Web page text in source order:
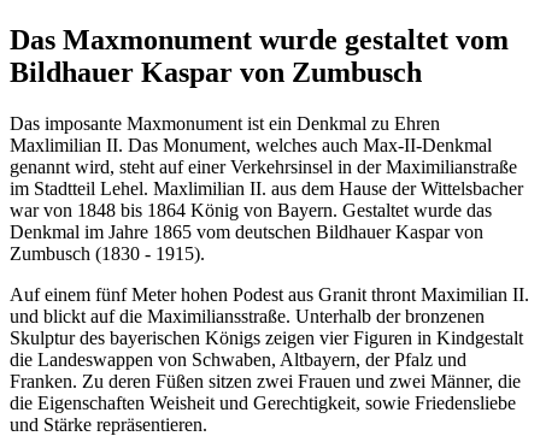
Das Maxmonument wurde gestaltet vom
Bildhauer Kaspar von Zumbusch
Das imposante Maxmonument ist ein Denkmal zu Ehren
Maxlimilian II. Das Monument, welches auch Max-II-Denkmal
genannt wird, steht auf einer Verkehrsinsel in der Maximilianstraße
im Stadtteil Lehel. Maxlimilian II. aus dem Hause der Wittelsbacher
war von 1848 bis 1864 König von Bayern. Gestaltet wurde das
Denkmal im Jahre 1865 vom deutschen Bildhauer Kaspar von
Zumbusch (1830 - 1915).
Auf einem fünf Meter hohen Podest aus Granit thront Maximilian II.
und blickt auf die Maximiliansstraße. Unterhalb der bronzenen
Skulptur des bayerischen Königs zeigen vier Figuren in Kindgestalt
die Landeswappen von Schwaben, Altbayern, der Pfalz und
Franken. Zu deren Füßen sitzen zwei Frauen und zwei Männer, die
die Eigenschaften Weisheit und Gerechtigkeit, sowie Friedensliebe
und Stärke repräsentieren.